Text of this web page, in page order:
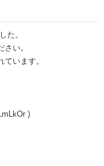
た。
い。
ています。
)